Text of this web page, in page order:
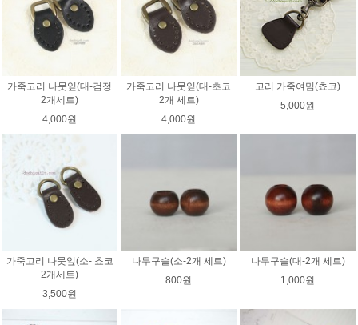
가죽고리 나뭇잎(대-검정
2개세트)
4,000원
가죽고리 나뭇잎(대-초코
2개 세트)
4,000원
고리 가죽여밈(쵸코)
5,000원
가죽고리 나뭇잎(소- 쵸코
2개세트)
3,500원
나무구슬(소-2개 세트)
800원
나무구슬(대-2개 세트)
1,000원